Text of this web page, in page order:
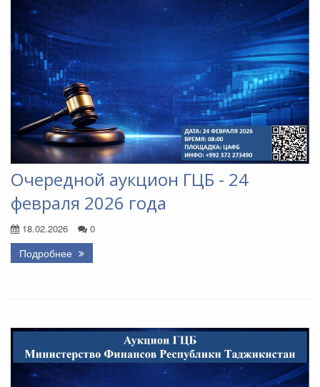
Очередной аукцион ГЦБ - 24
февраля 2026 года
18.02.2026 0
Подробнее